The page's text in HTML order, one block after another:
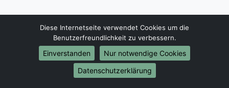
Umzugsservice
Umzugsservice Behördenumzug
Büroumzug
Fernumzug
Firmenumzug
Laborumzug
Praxisumzug
Privatumzug
Diese Internetseite verwendet Cookies um die
Benutzerfreundlichkeit zu verbessern.
Einverstanden
Nur notwendige Cookies
Datenschutzerklärung